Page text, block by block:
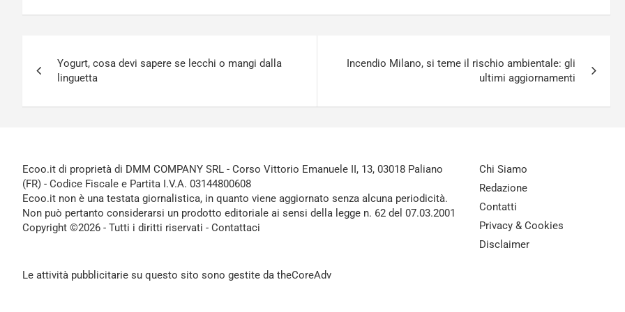
articoli
Yogurt, cosa devi sapere se lecchi o mangi dalla
linguetta
Incendio Milano, si teme il rischio ambientale: gli
ultimi aggiornamenti
Ecoo.it di proprietà di DMM COMPANY SRL - Corso Vittorio Emanuele II, 13, 03018 Paliano
(FR) - Codice Fiscale e Partita I.V.A. 03144800608
Ecoo.it non è una testata giornalistica, in quanto viene aggiornato senza alcuna periodicità.
Non può pertanto considerarsi un prodotto editoriale ai sensi della legge n. 62 del 07.03.2001
Copyright ©2026 - Tutti i diritti riservati - Contattaci
Le attività pubblicitarie su questo sito sono gestite da theCoreAdv
Chi Siamo
Redazione
Contatti
Privacy & Cookies
Disclaimer